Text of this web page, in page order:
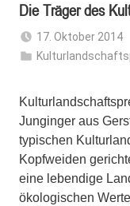
Die Träger des
17. Oktober 2014
Junginger aus
typischen
Kopfweiden
eine lebendige
ökologischen